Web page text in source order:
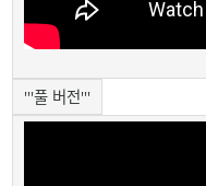
'''풀 버전'''